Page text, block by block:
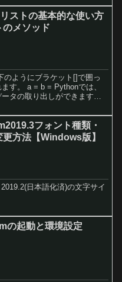
ンストールします。
ストの基本的な使い方
のメソッド
のようにブラケット[]で囲っ
す。 a = b = Pythonでは、
タの取り出しができます。
フォント種類・
更方法【Windows版】
日本語化済)の文字サイ
の起動と環境設定